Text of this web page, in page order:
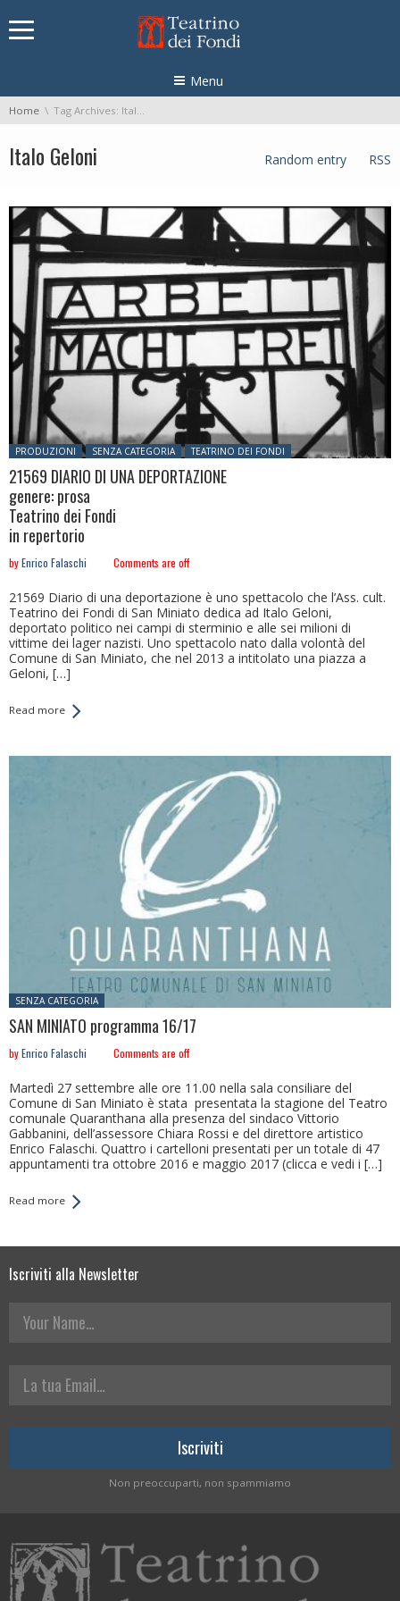
Menu
You are here:
Home Tag Archives: Italo Geloni
Italo Geloni Random entry RSS
Posted in:
PRODUZIONI SENZA CATEGORIA TEATRINO DEI FONDI
21569 DIARIO DI UNA DEPORTAZIONE
genere: prosa
Teatrino dei Fondi
in repertorio
byEnrico Falaschi Comments are off
21569 Diario di una deportazione è uno spettacolo che l’Ass. cult.
Teatrino dei Fondi di San Miniato dedica ad Italo Geloni,
deportato politico nei campi di sterminio e alle sei milioni di
vittime dei lager nazisti. Uno spettacolo nato dalla volontà del
Comune di San Miniato, che nel 2013 a intitolato una piazza a
Geloni, […]
Read more
Posted in:
SENZA CATEGORIA
SAN MINIATO programma 16/17
byEnrico Falaschi Comments are off
Martedì 27 settembre alle ore 11.00 nella sala consiliare del
Comune di San Miniato è stata presentata la stagione del Teatro
comunale Quaranthana alla presenza del sindaco Vittorio
Gabbanini, dell’assessore Chiara Rossi e del direttore artistico
Enrico Falaschi. Quattro i cartelloni presentati per un totale di 47
appuntamenti tra ottobre 2016 e maggio 2017 (clicca e vedi i […]
Read more
Iscriviti alla Newsletter
Your Name
La tua Email
Non preoccuparti, non spammiamo